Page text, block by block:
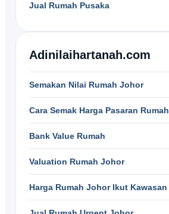
Jual Rumah Pusaka
Adinilaihartanah.com
Semakan Nilai Rumah Johor
Cara Semak Harga Pasaran Rumah
Bank Value Rumah
Valuation Rumah Johor
Harga Rumah Johor Ikut Kawasan